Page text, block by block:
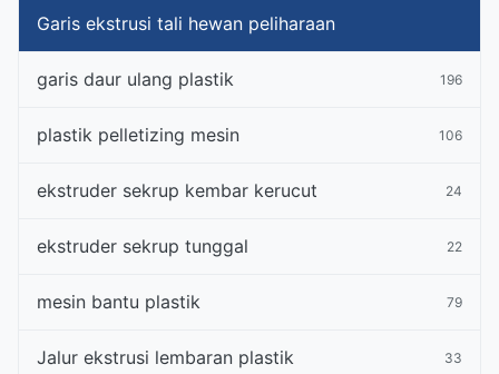
Garis ekstrusi tali hewan peliharaan
garis daur ulang plastik 196
plastik pelletizing mesin 106
ekstruder sekrup kembar kerucut 24
ekstruder sekrup tunggal 22
mesin bantu plastik 79
Jalur ekstrusi lembaran plastik 33